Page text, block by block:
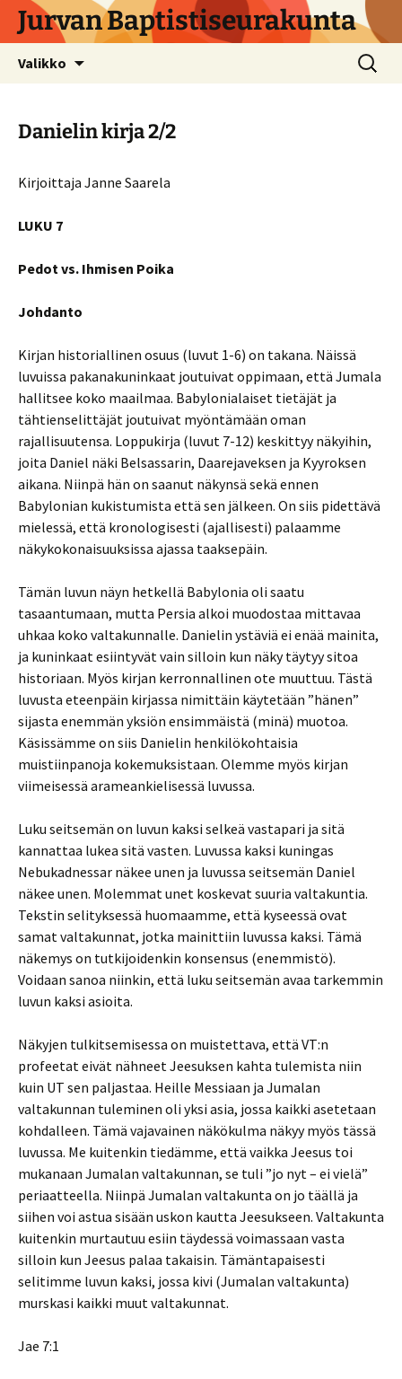
Siirry
sisältöön
Jurvan Baptistiseurakunta
Valikko Haku:
Danielin kirja 2/2
Kirjoittaja Janne Saarela
LUKU 7
Pedot vs. Ihmisen Poika
Johdanto
Kirjan historiallinen osuus (luvut 1-6) on takana. Näissä
luvuissa pakanakuninkaat joutuivat oppimaan, että Jumala
hallitsee koko maailmaa. Babylonialaiset tietäjät ja
tähtienselittäjät joutuivat myöntämään oman
rajallisuutensa. Loppukirja (luvut 7-12) keskittyy näkyihin,
joita Daniel näki Belsassarin, Daarejaveksen ja Kyyroksen
aikana. Niinpä hän on saanut näkynsä sekä ennen
Babylonian kukistumista että sen jälkeen. On siis pidettävä
mielessä, että kronologisesti (ajallisesti) palaamme
näkykokonaisuuksissa ajassa taaksepäin.
Tämän luvun näyn hetkellä Babylonia oli saatu
tasaantumaan, mutta Persia alkoi muodostaa mittavaa
uhkaa koko valtakunnalle. Danielin ystäviä ei enää mainita,
ja kuninkaat esiintyvät vain silloin kun näky täytyy sitoa
historiaan. Myös kirjan kerronnallinen ote muuttuu. Tästä
luvusta eteenpäin kirjassa nimittäin käytetään ”hänen”
sijasta enemmän yksiön ensimmäistä (minä) muotoa.
Käsissämme on siis Danielin henkilökohtaisia
muistiinpanoja kokemuksistaan. Olemme myös kirjan
viimeisessä arameankielisessä luvussa.
Luku seitsemän on luvun kaksi selkeä vastapari ja sitä
kannattaa lukea sitä vasten. Luvussa kaksi kuningas
Nebukadnessar näkee unen ja luvussa seitsemän Daniel
näkee unen. Molemmat unet koskevat suuria valtakuntia.
Tekstin selityksessä huomaamme, että kyseessä ovat
samat valtakunnat, jotka mainittiin luvussa kaksi. Tämä
näkemys on tutkijoidenkin konsensus (enemmistö).
Voidaan sanoa niinkin, että luku seitsemän avaa tarkemmin
luvun kaksi asioita.
Näkyjen tulkitsemisessa on muistettava, että VT:n
profeetat eivät nähneet Jeesuksen kahta tulemista niin
kuin UT sen paljastaa. Heille Messiaan ja Jumalan
valtakunnan tuleminen oli yksi asia, jossa kaikki asetetaan
kohdalleen. Tämä vajavainen näkökulma näkyy myös tässä
luvussa. Me kuitenkin tiedämme, että vaikka Jeesus toi
mukanaan Jumalan valtakunnan, se tuli ”jo nyt – ei vielä”
periaatteella. Niinpä Jumalan valtakunta on jo täällä ja
siihen voi astua sisään uskon kautta Jeesukseen. Valtakunta
kuitenkin murtautuu esiin täydessä voimassaan vasta
silloin kun Jeesus palaa takaisin. Tämäntapaisesti
selitimme luvun kaksi, jossa kivi (Jumalan valtakunta)
murskasi kaikki muut valtakunnat.
Jae 7:1